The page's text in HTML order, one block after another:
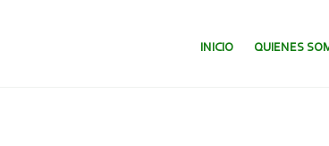
SALTAR AL CONTENIDO.
INICIO QUIENES